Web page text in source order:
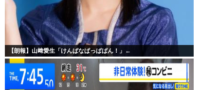
【朗報】山﨑愛生「けんぱなぱっぱぱん！」←